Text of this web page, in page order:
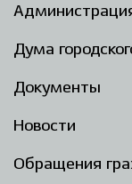
Администрация
Дума
Документы
Новости
Обращения